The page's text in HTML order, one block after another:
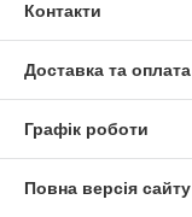
Контакти
Доставка та оплата
Графік роботи
Повна версія сайту